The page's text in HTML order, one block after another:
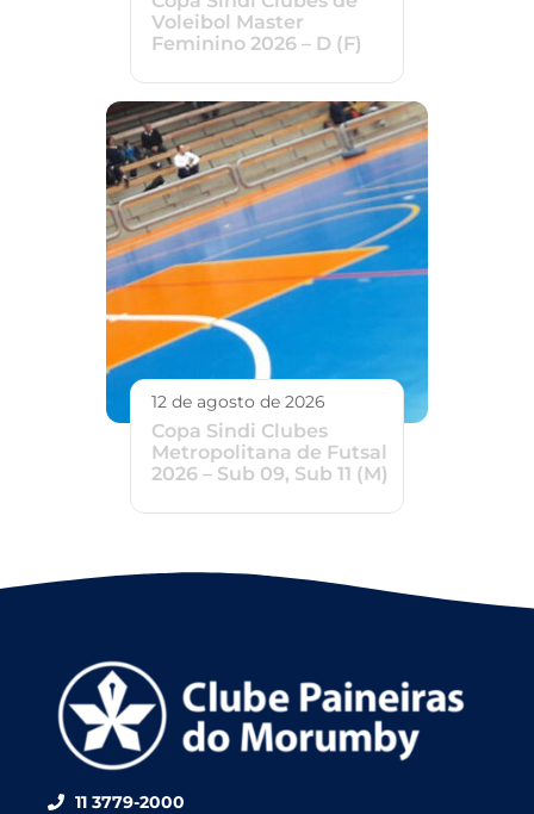
Voleibol Master
Feminino 2026 – D (F)
12 de agosto de 2026
Copa Sindi Clubes
Metropolitana de Futsal
2026 – Sub 09, Sub 11 (M)
11 3779-2000